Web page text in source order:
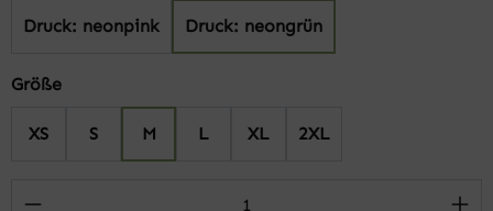
Druck: neonpink Druck: neongrün
Größeauswählen
XS S M L XL 2XL
Produkt Anzahl: Gib den gewünschten